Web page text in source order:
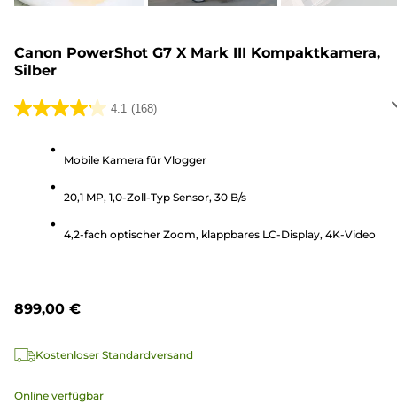
Canon PowerShot G7 X Mark III Kompaktkamera,
Silber
4.1 (168)
4.1
Sternen.
Bewertungen
Mobile Kamera für Vlogger
20,1 MP, 1,0-Zoll-Typ Sensor, 30 B/s
4,2-fach optischer Zoom, klappbares LC-Display, 4K-Video
899,00 €
Kostenloser Standardversand
Online verfügbar